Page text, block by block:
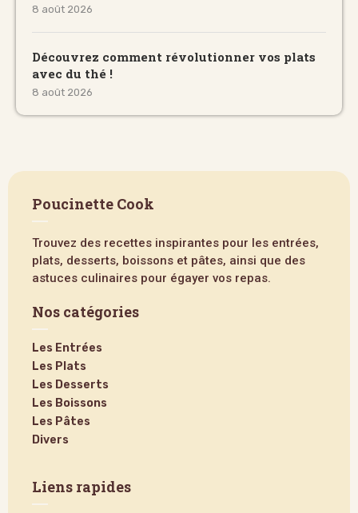
8 août 2026
Découvrez comment révolutionner vos plats
avec du thé !
8 août 2026
Poucinette Cook
Trouvez des recettes inspirantes pour les entrées,
plats, desserts, boissons et pâtes, ainsi que des
astuces culinaires pour égayer vos repas.
Nos catégories
Les Entrées
Les Plats
Les Desserts
Les Boissons
Les Pâtes
Divers
Liens rapides